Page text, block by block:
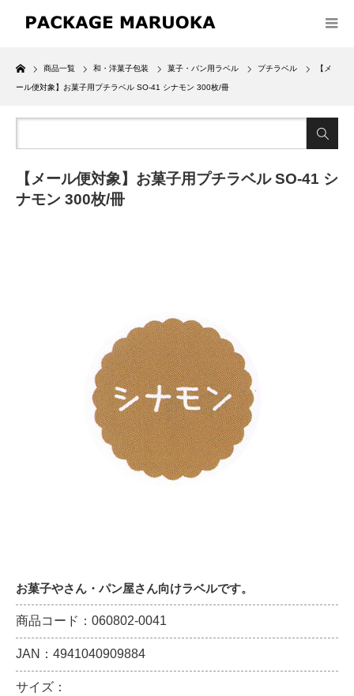
Home
商品一覧 和・洋菓子包装 菓子・パン用ラベル プチラベル 【メ
ール便対象】お菓子用プチラベル SO-41 シナモン 300枚/冊
【メール便対象】お菓子用プチラベル SO-41 シ
ナモン 300枚/冊
お菓子やさん・パン屋さん向けラベルです。
商品コード：060802-0041
JAN：4941040909884
サイズ：